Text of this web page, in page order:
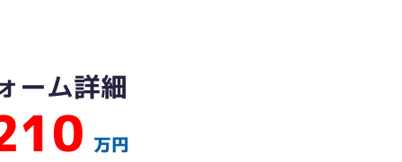
ーム詳細
万円